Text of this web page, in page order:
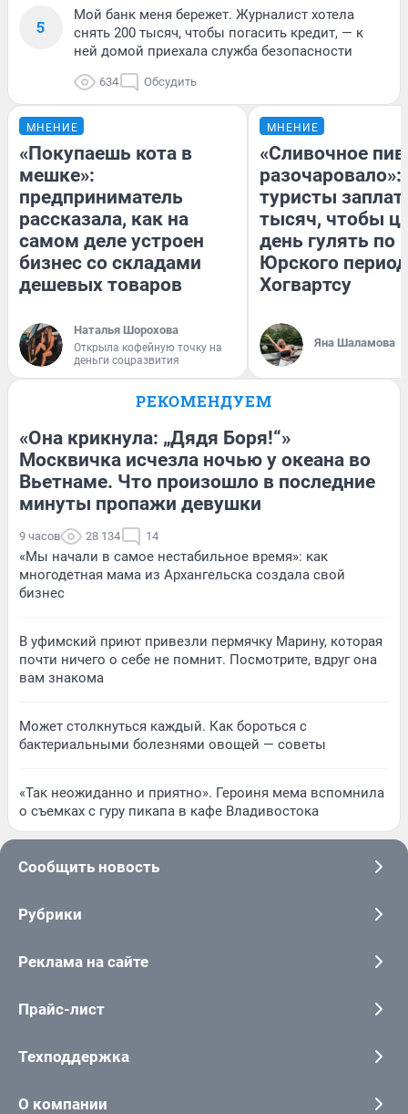
5
Мой банк меня бережет. Журналист хотела
снять 200 тысяч, чтобы погасить кредит, — к
ней домой приехала служба безопасности
634 Обсудить
МНЕНИЕ
«Покупаешь кота в
мешке»:
предприниматель
рассказала, как на
самом деле устроен
бизнес со складами
дешевых товаров
Наталья Шорохова
Открыла кофейную точку на
деньги соцразвития
МНЕНИЕ
«Сливочное
разочаровало»:
туристы
тысяч, чтобы
день гулять по
Юрского
Хогвартсу
Яна Шаламова
РЕКОМЕНДУЕМ
«Она крикнула: „Дядя Боря!“»
Москвичка исчезла ночью у океана во
Вьетнаме. Что произошло в последние
минуты пропажи девушки
9 часов 28 134 14
«Мы начали в самое нестабильное время»: как
многодетная мама из Архангельска создала свой
бизнес
В уфимский приют привезли пермячку Марину, которая
почти ничего о себе не помнит. Посмотрите, вдруг она
вам знакома
Может столкнуться каждый. Как бороться с
бактериальными болезнями овощей — советы
«Так неожиданно и приятно». Героиня мема вспомнила
о съемках с гуру пикапа в кафе Владивостока
Сообщить новость
Рубрики
Реклама на сайте
Прайс-лист
Техподдержка
О компании